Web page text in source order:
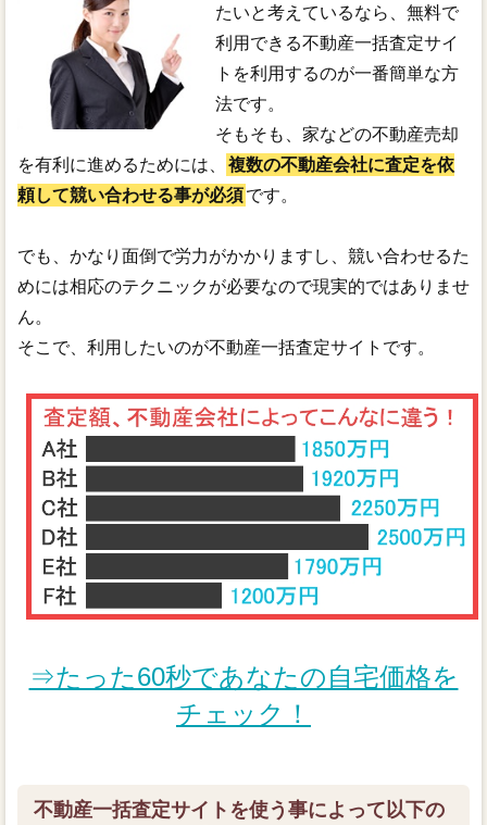
たいと考えているなら、無料で
利用できる不動産一括査定サイ
トを利用するのが一番簡単な方
法です。
そもそも、家などの不動産売却
を有利に進めるためには、
複数の不動産会社に査定を依
頼して競い合わせる事が必須です。
でも、かなり面倒で労力がかかりますし、競い合わせるた
めには相応のテクニックが必要なので現実的ではありませ
ん。
そこで、利用したいのが不動産一括査定サイトです。
⇒たった60秒であなたの自宅価格を
チェック！
不動産一括査定サイトを使う事によって以下の